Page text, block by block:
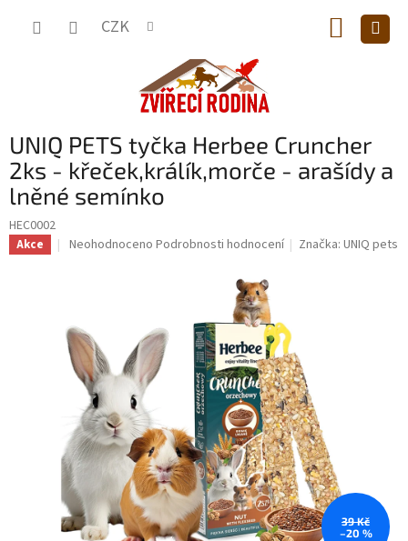
CZK
KOŠÍK
UNIQ PETS tyčka Herbee Cruncher
2ks - křeček,králík,morče - arašídy a
lněné semínko
HEC0002
Akce
Průměrné
z
5
hvězdiček.
Neohodnoceno Podrobnosti hodnocení Značka:UNIQ pets
39 Kč
–20 %